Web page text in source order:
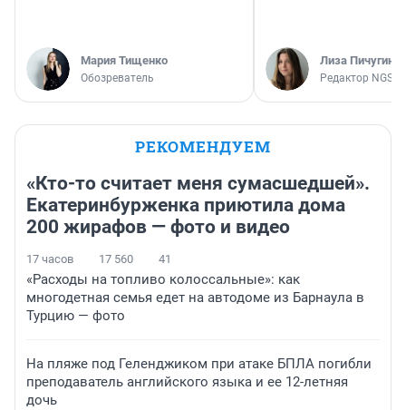
Мария Тищенко
Обозреватель
Лиза Пичугина
Редактор
РЕКОМЕНДУЕМ
«Кто-то считает меня сумасшедшей».
Екатеринбурженка приютила дома
200 жирафов — фото и видео
17 часов 17 560 41
«Расходы на топливо колоссальные»: как
многодетная семья едет на автодоме из Барнаула в
Турцию — фото
На пляже под Геленджиком при атаке БПЛА погибли
преподаватель английского языка и ее 12-летняя
дочь